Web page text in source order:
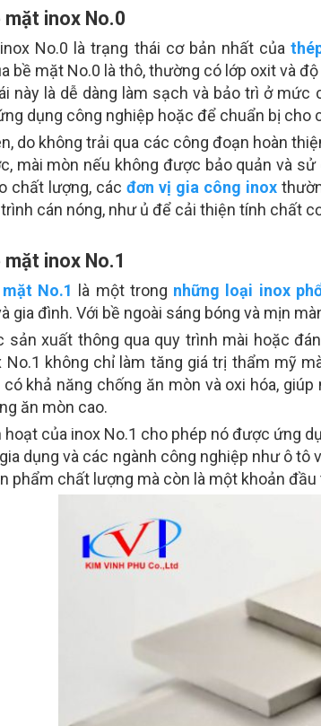
mặt inox No.0
No.0 là trạng thái cơ bản nhất của
bề mặt No.0 là thô, thường có lớp oxit và
này là dễ dàng làm sạch và bảo trì ở
dụng công nghiệp hoặc để chuẩn bị cho
do không trải qua các công đoạn hoàn
mài mòn nếu không được bảo quản và
chất lượng, các đơn vị gia công inox
cán nóng, như ủ để cải thiện tính chất
mặt inox No.1
No.1 là một trong những loại inox
gia đình. Với bề ngoài sáng bóng và mịn
sản xuất thông qua quy trình mài hoặc
No.1 không chỉ làm tăng giá trị thẩm mỹ
có khả năng chống ăn mòn và oxi hóa,
ăn mòn cao.
hoạt của inox No.1 cho phép nó được ứng
dụng và các ngành công nghiệp như ô tô
phẩm chất lượng mà còn là một khoản